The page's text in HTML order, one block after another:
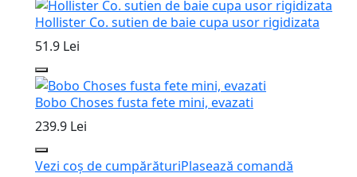
Hollister Co. sutien de baie cupa usor rigidizata
51.9 Lei
Bobo Choses fusta fete mini, evazati
239.9 Lei
Vezi coș de cumpărăturiPlasează comandă